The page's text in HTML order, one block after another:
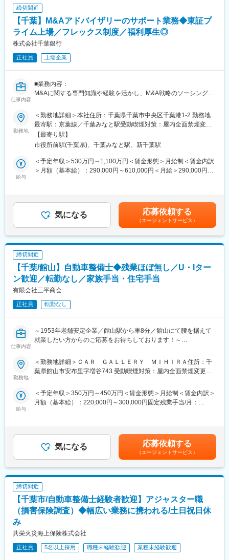
クストブライト1000」として認定をされており、安定した経営基
盤と信頼を誇ります。
■組織構成
建設部建設グループには18名（男性16名、女性2名）が在籍して
います。30代～60代の方まで幅広い年代が活躍しています。
経験・スキルに応じた現場に配属します。はじめは先輩社員が担
場をお任せします。分からないことは丁寧に教えますのでご安心
ください。
■募集背景
当社は建設事業をはじめ、不動産業、セキュリティーサービス
業、人材派遣業、保険業に自動車教習所運営など幅広い事業を展
開しています。
増築など幅広い案件に対応し、案件が増加中のためこうした案件
に対応していただく有資格者を増員募集します。
個人の業務量が増えすぎないよう調整をし、残業は月平均20時間
以下となっています。もし、残業が月45時間を超える場合は勤務
時間内に産業医との面談と健康診断を実施し心身ともにサポート
◎長く働くことの出来る環境
土日祝休みの年間休日124日、残業は月平均20時間程度と非常に
働きやすい環境です。現場の状況によって土日に出社するケース
もありますが、代休が取得でき、連休にすることもOKなので無理
なく長期就業することが可能です。
締切間近
【千葉】M&Aアドバイザリーのサポート業務◆東証プ
ライム上場／フレックス制度／福利厚生◎
株式会社千葉銀行
正社員 上場企業
仕事内容
■業務内容：
M&Aに関する専門知識や経験を活かし、M&A戦略のソーシング・
客さまの企業価値向上に取り組んでいただきます。
・後継者不在の中堅・中小企業オーナーさま
・自社にはない技術を持った企業を買収することで新たな事業の
柱となるサービスを拡大したい大手企業さま
・資本提携を通じて更なる事業成長を狙うスタートアップ企業
■業務詳細：
・データ入力、顧客向け資料作成、各種書類作成等のM&Aバック
オフィス業務。
・行内顧客データや各種情報ツールを用いた企業分析、業界調
めることをミッションとしています。
・営業店からのトスアップされた案件のアポ資料作成やアポ内で
のコンサルタントフォロー。（将来的にはコンサルタントとして
独り立ちを期待しています。）
担当案件数は3～4件程度を担当予定です。案件ごとによってプロ
で話し合うことができます。
・お客様の課題解決や地域社会への貢献を実感できるやりがいの
・税務・法務・会計・業界分析などを通じスキルアップを図れま
す。
ん）。
事業継続を支援し、地域の雇用維持・経済基盤の持続的成長に貢
献する。
・事業承継やノンコア事業の切り離し、M&Aによる新事業参入な
ど、地域の企業の新陳代謝を支援していく。
・M&Aアドバイザーのスペシャリストを目指すことができます。
・ご自身の希望やお持ちのスキルを考慮し、企画部門への挑戦も
可能です。
勤務地
＜勤務地詳細＞本社住所：千葉県千葉市中央区千葉港1-2 勤務地
最寄駅：京葉線／千葉みなと駅受動喫煙対策：屋内全面禁煙変更
の範囲：【変更の範囲：当行が指定する場所】
【最寄り駅】
市役所前駅(千葉県)、千葉みなと駅、新千葉駅
給与
＜予定年収＞530万円～1,100万円＜賃金形態＞月給制＜賃金内訳
＞月額（基本給）：290,000円～610,000円＜月給＞290,000円～
であり、選考を通じて上下する可能性があります。月給(月額)は固
定手当を含めた表記です。
気になる 応募依頼する
（エージェントサービス）
締切間近
【千葉/館山】自動車整備士◆残業ほぼ無し／U・Iター
ン歓迎／転勤なし／家族手当・住宅手当
有限会社三平商会
正社員 転勤なし
仕事内容
～1953年老舗安定企業／館山駅から車8分／館山にて腰を据えて
就業したい方からのご応募をお待ちしております！～
自動車整備士としての業務をお任せします。今回は、今後の組織
体制を強化するために募集を行います。
・洗車業務
・故障原因の診断と修理内容の説明
ご入社後は、経験に応じて業務をお任せしていきます。先輩社員
がOJT形式で丁寧に指導しますので未経験からでも安心して技術
を磨くことができます。
■組織体制：
年齢層は20代から60代まで幅広く、特に30代と40代のベテランス
タッフが多く在籍しています。新しい仲間を歓迎したいと考えて
いるメンバーばかりで風通しの良い環境です。
■働き方
残業はほとんどありません。
をしていく予定です。有給休暇も取りやすい環境で、長期休暇も
取れます。
■企業の魅力
勤務地
＜勤務地詳細＞ＣＡＲ ＧＡＬＬＥＲＹ ＭＩＨＩＲＡ住所：千
葉県館山市安布里字増谷743 受動喫煙対策：屋内全面禁煙変更の
給与
＜予定年収＞350万円～450万円＜賃金形態＞月給制＜賃金内訳＞
月額（基本給）：220,000円～300,000円固定残業手当/月：
験・能力等を考慮します。■昇給：年1回 業績連動型■賞与：年2
回 業績連動型■モデル年収23歳 360万円29歳 430万円36歳 460
万円48歳 590万円上記金額に加え目標突破時には毎月インセンテ
ィブ配布を実施年間100万以上獲得するスタッフもいます。賃金
はあくまでも目安の金額であり、選考を通じて上下する可能性が
あります。月給(月額)は固定手当を含めた表記です。
気になる 応募依頼する
（エージェントサービス）
締切間近
【千葉市/自動車整備士経験者歓迎】アジャスター職
（損害保険調査）◆幅広い業務に携われる/土日祝日休
み
共栄火災海上保険株式会社
正社員 5名以上採用 職種未経験歓迎 業種未経験歓迎